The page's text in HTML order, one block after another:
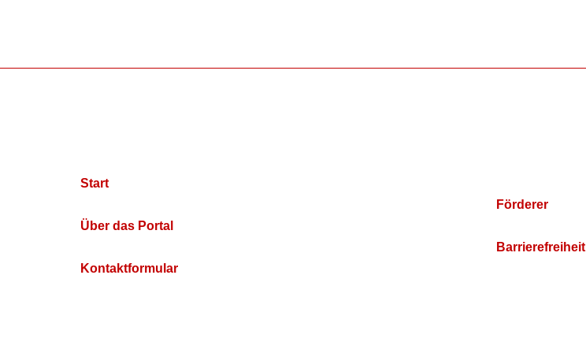
Start
Über das Portal
Kontaktformular
Förderer
Barrierefreiheit